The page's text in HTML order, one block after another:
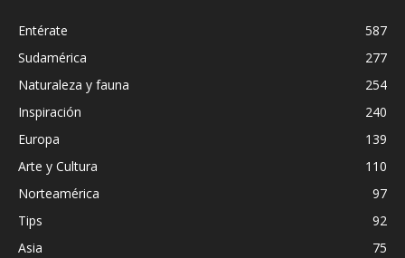
Entérate
587
Sudamérica
277
Naturaleza y fauna
254
Inspiración
240
Europa
139
Arte y Cultura
110
Norteamérica
97
Tips
92
Asia
75